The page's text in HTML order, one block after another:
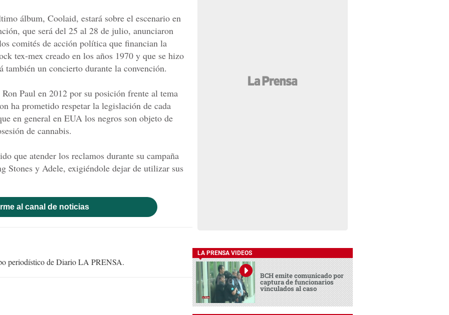
álbum, Coolaid, estará sobre el escenario en
que será del 25 al 28 de julio, anunciaron
comités de acción política que financian la
tex-mex creado en los años 1970 y que se hizo
también un concierto durante la convención.
Paul en 2012 por su posición frente al tema
ha prometido respetar la legislación de cada
en general en EUA los negros son objeto de
de cannabis.
que atender los reclamos durante su campaña
Stones y Adele, exigiéndole dejar de utilizar sus
al canal de noticias
periodístico de Diario LA PRENSA.
LA PRENSA VIDEOS
BCH emite comunicado por
captura de funcionarios
vinculados al caso